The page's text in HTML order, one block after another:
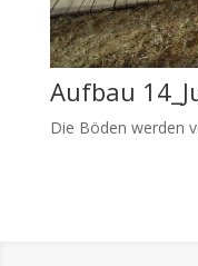
Aufbau
Die Böden werden